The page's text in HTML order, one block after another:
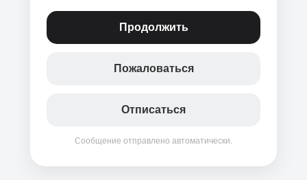
Продолжить
Пожаловаться
Отписаться
Сообщение отправлено автоматически.